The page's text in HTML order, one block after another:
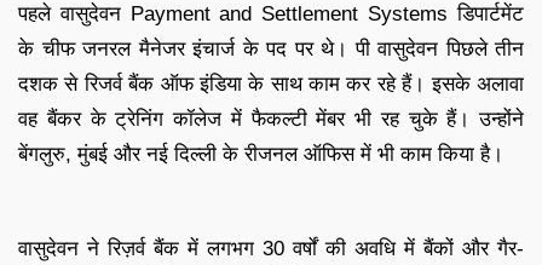
पहले वासुदेवन Payment and Settlement Systems डिपार्टमेंट
के चीफ जनरल मैनेजर इंचार्ज के पद पर थे। पी वासुदेवन पिछले तीन
दशक से रिजर्व बैंक ऑफ इंडिया के साथ काम कर रहे हैं। इसके अलावा
वह बैंकर के ट्रेनिंग कॉलेज में फैकल्टी मेंबर भी रह चुके हैं। उन्होंने
बेंगलुरु, मुंबई और नई दिल्ली के रीजनल ऑफिस में भी काम किया है।
वासुदेवन ने रिज़र्व बैंक में लगभग 30 वर्षों की अवधि में बैंकों और गैर-